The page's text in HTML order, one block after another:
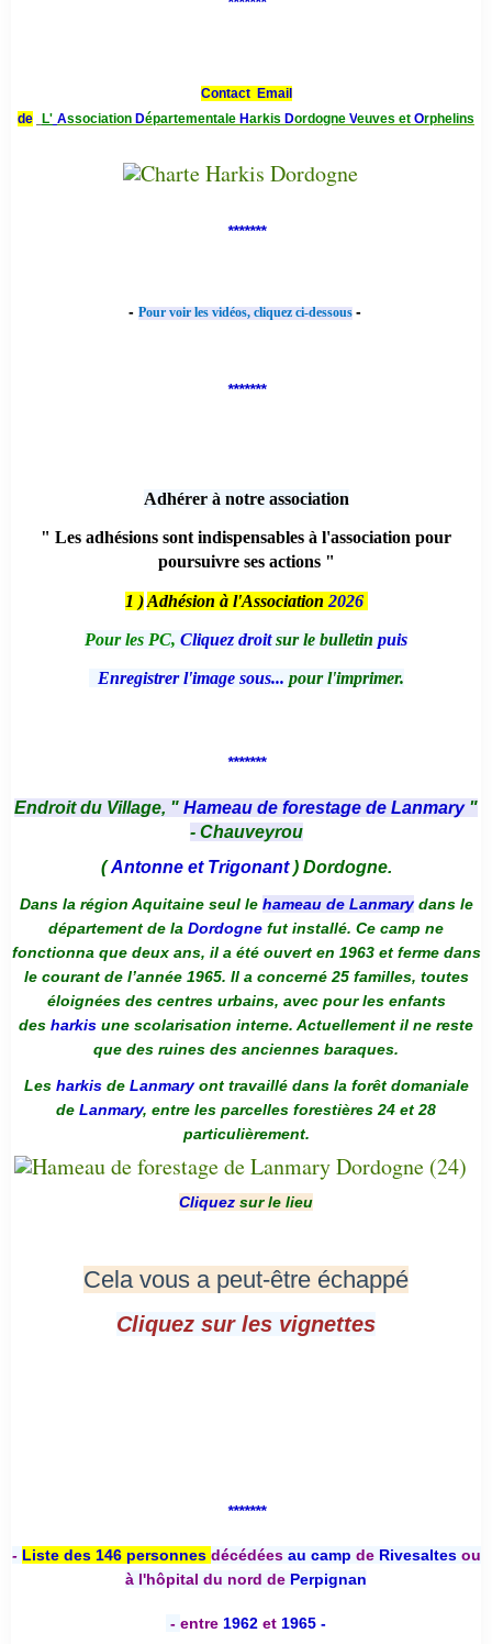
Contact Email
de
L' Association Départementale Harkis Dordogne Veuves et Orphelins
*******
- Pour voir les vidéos, cliquez ci-dessous -
*******
Adhérer à notre association
" Les adhésions sont indispensables à l'association pour
poursuivre ses actions "
1 ) Adhésion à l'Association 2026
Pour les PC, Cliquez droitsur le bulletin puis
Enregistrer l'image sous... pour l'imprimer.
*******
Endroit du Village, " Hameau de forestage de Lanmary "
- Chauveyrou
(Antonne et Trigonant) Dordogne.
Dans la région Aquitaine seul le hameau de Lanmarydans le
département de la Dordogne fut installé. Ce camp ne
fonctionna que deux ans, il a été ouvert en 1963 et ferme dans
le courant de l’année 1965. Il a concerné 25 familles, toutes
éloignées des centres urbains, avec pour les enfants
des harkis une scolarisation interne. Actuellement il ne reste
que des ruines des anciennes baraques.
Les harkis de Lanmaryont travaillé dans la forêt domaniale
de Lanmary, entre les parcelles forestières 24 et 28
particulièrement.
Cliquez sur le lieu
Cela vous a peut-être échappé
Cliquez sur les vignettes
*******
- Liste des 146 personnes décédées au camp deRivesaltesou
à l'hôpital du nord de Perpignan
- entre 1962 et 1965 -